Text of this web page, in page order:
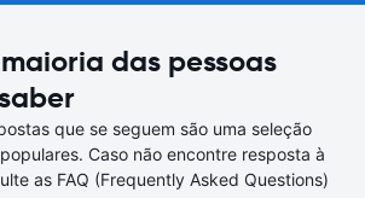
das pessoas
que se seguem são uma seleção
Caso não encontre resposta à
as FAQ (Frequently Asked Questions)